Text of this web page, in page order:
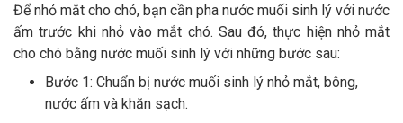
Để nhỏ mắt cho chó, bạn cần pha nước muối sinh lý với nước
ấm trước khi nhỏ vào mắt chó. Sau đó, thực hiện nhỏ mắt
cho chó bằng nước muối sinh lý với những bước sau:
Bước 1: Chuẩn bị nước muối sinh lý nhỏ mắt, bông,
nước ấm và khăn sạch.